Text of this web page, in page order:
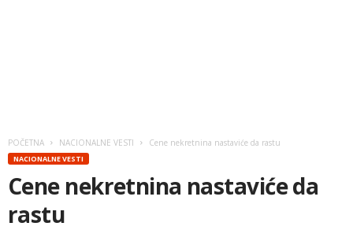
POČETNA NACIONALNE VESTI Cene nekretnina nastaviće da rastu
NACIONALNE VESTI
Cene nekretnina nastaviće da
rastu